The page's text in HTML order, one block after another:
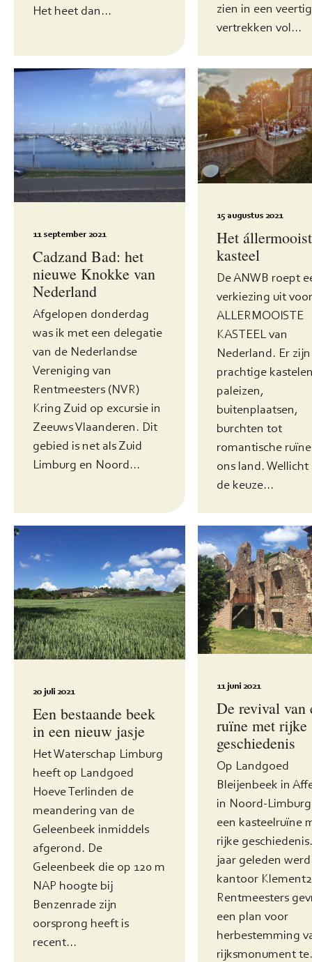
Het heet dan...
zien in een
vertrekken vol...
11 september 2021
Cadzand Bad: het
nieuwe Knokke van
Nederland
Afgelopen donderdag
was ik met een delegatie
van de Nederlandse
Vereniging van
Rentmeesters (NVR)
Kring Zuid op excursie in
Zeeuws Vlaanderen. Dit
gebied is net als Zuid
Limburg en Noord...
15 augustus 2021
Het
kasteel
De ANWB roept
verkiezing uit
ALLERMOOISTE
KASTEEL van
Nederland. Er
prachtige
paleizen,
buitenplaatsen,
burchten tot
romantische
ons land.
de keuze...
20 juli 2021
Een bestaande beek
in een nieuw jasje
Het Waterschap Limburg
heeft op Landgoed
Hoeve Terlinden de
meandering van de
Geleenbeek inmiddels
afgerond. De
Geleenbeek die op 120 m
NAP hoogte bij
Benzenrade zijn
oorsprong heeft is
recent...
11 juni 2021
De revival van
ruïne met rijke
geschiedenis
Op Landgoed
Bleijenbeek in
in Noord-
een kasteelruïne
rijke
jaar geleden
kantoor Klement2
Rentmeesters
een plan voor
herbestemming
rijksmonument